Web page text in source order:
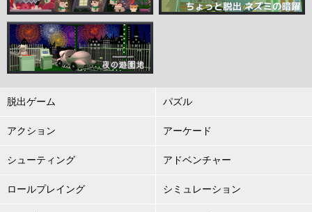
脱出ゲーム パズル
アクション アーケード
シューティング アドベンチャー
ロールプレイング シミュレーション